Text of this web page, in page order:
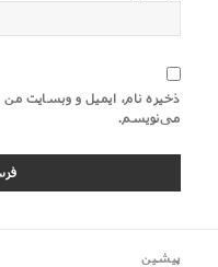
ذخیره نام، ایمیل و وبسایت من
می‌نویسم.
پیشین